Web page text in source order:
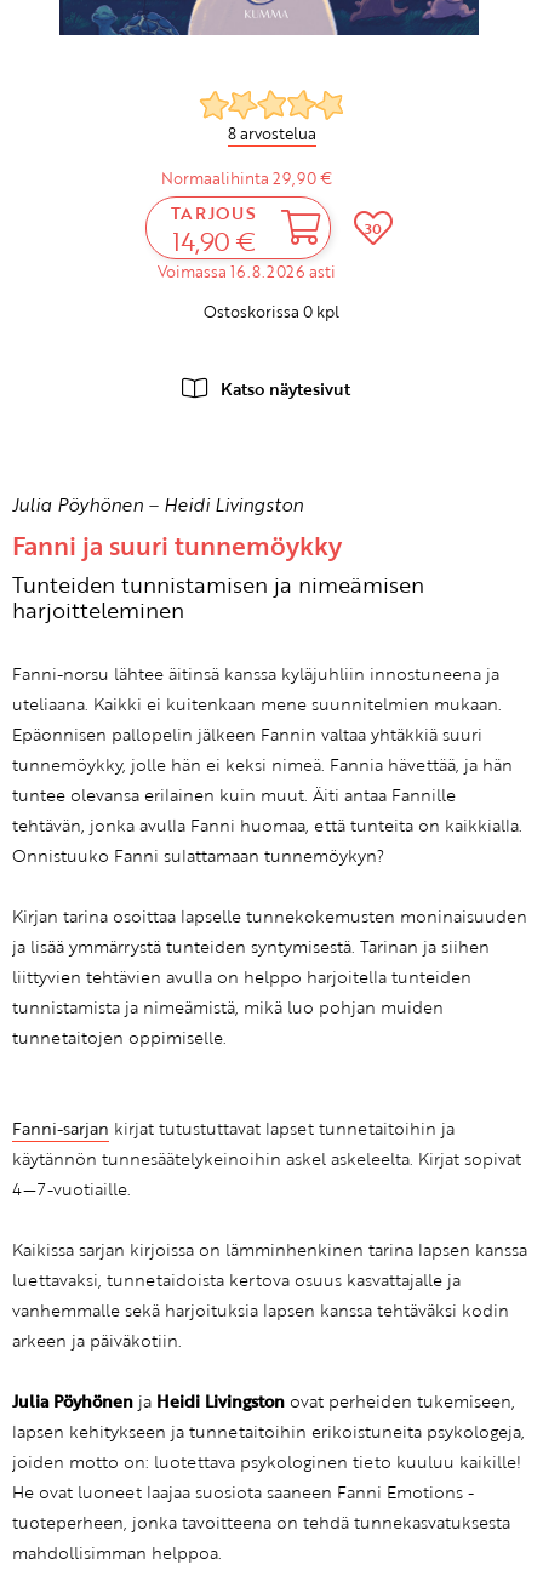
8 arvostelua
Normaalihinta 29,90 €
TARJOUS
14,90 €
Voimassa 16.8.2026 asti
30
Ostoskorissa 0 kpl
Katso näytesivut
Julia Pöyhönen – Heidi Livingston
Fanni ja suuri tunnemöykky
Tunteiden tunnistamisen ja nimeämisen
harjoitteleminen
Fanni-norsu lähtee äitinsä kanssa kyläjuhliin innostuneena ja
uteliaana. Kaikki ei kuitenkaan mene suunnitelmien mukaan.
Epäonnisen pallopelin jälkeen Fannin valtaa yhtäkkiä suuri
tunnemöykky, jolle hän ei keksi nimeä. Fannia hävettää, ja hän
tuntee olevansa erilainen kuin muut. Äiti antaa Fannille
tehtävän, jonka avulla Fanni huomaa, että tunteita on kaikkialla.
Onnistuuko Fanni sulattamaan tunnemöykyn?
Kirjan tarina osoittaa lapselle tunnekokemusten moninaisuuden
ja lisää ymmärrystä tunteiden syntymisestä. Tarinan ja siihen
liittyvien tehtävien avulla on helppo harjoitella tunteiden
tunnistamista ja nimeämistä, mikä luo pohjan muiden
tunnetaitojen oppimiselle.
Fanni-sarjan kirjat tutustuttavat lapset tunnetaitoihin ja
käytännön tunnesäätelykeinoihin askel askeleelta. Kirjat sopivat
4—7-vuotiaille.
Kaikissa sarjan kirjoissa on lämminhenkinen tarina lapsen kanssa
luettavaksi, tunnetaidoista kertova osuus kasvattajalle ja
vanhemmalle sekä harjoituksia lapsen kanssa tehtäväksi kodin
arkeen ja päiväkotiin.
Julia Pöyhönen ja Heidi Livingston ovat perheiden tukemiseen,
lapsen kehitykseen ja tunnetaitoihin erikoistuneita psykologeja,
joiden motto on: luotettava psykologinen tieto kuuluu kaikille!
He ovat luoneet laajaa suosiota saaneen Fanni Emotions -
tuoteperheen, jonka tavoitteena on tehdä tunnekasvatuksesta
mahdollisimman helppoa.